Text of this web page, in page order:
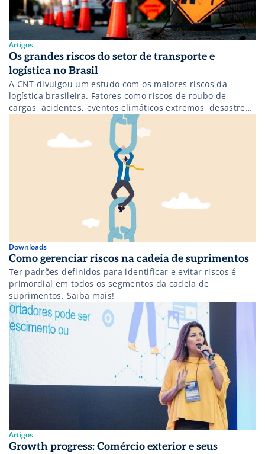
Artigos
Os grandes riscos do setor de transporte e
logística no Brasil
A CNT divulgou um estudo com os maiores riscos da
logística brasileira. Fatores como riscos de roubo de
cargas, acidentes, eventos climáticos extremos, desastres
naturais e incertezas quanto ao ambiente de negócios são
exemplos das dificuldades enfrentadas pelas empresas do
setor. Saiba mais!
Downloads
Como gerenciar riscos na cadeia de suprimentos
Ter padrões definidos para identificar e evitar riscos é
primordial em todos os segmentos da cadeia de
suprimentos. Saiba mais!
Artigos
Growth progress: Comércio exterior e seus